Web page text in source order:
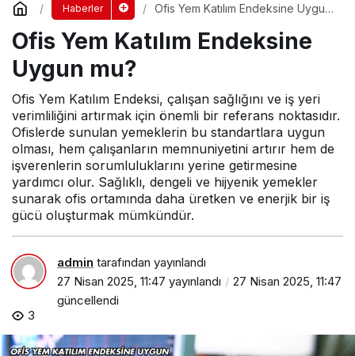
Haberler
Ofis Yem Katılım Endeksine Uygun
Ofis Yem Katılım Endeksine
Uygun mu?
Ofis Yem Katılım Endeksi, çalışan sağlığını ve iş yeri
verimliliğini artırmak için önemli bir referans noktasıdır.
Ofislerde sunulan yemeklerin bu standartlara uygun
olması, hem çalışanların memnuniyetini artırır hem de
işverenlerin sorumluluklarını yerine getirmesine
yardımcı olur. Sağlıklı, dengeli ve hijyenik yemekler
sunarak ofis ortamında daha üretken ve enerjik bir iş
gücü oluşturmak mümkündür.
admin tarafından yayınlandı
27 Nisan 2025, 11:47 yayınlandı
27 Nisan 2025, 11:47
güncellendi
3